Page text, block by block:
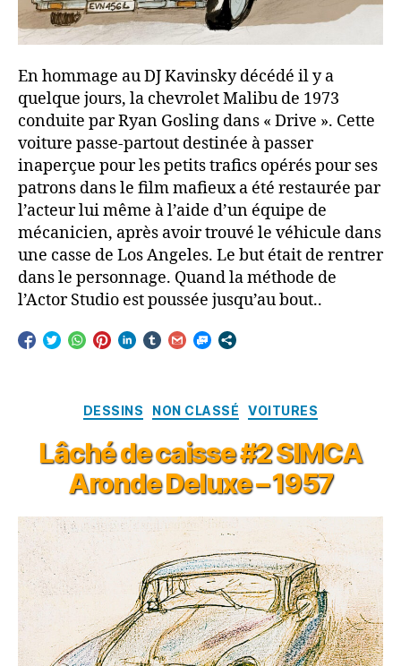
En hommage au DJ Kavinsky décédé il y a
quelque jours, la chevrolet Malibu de 1973
conduite par Ryan Gosling dans « Drive ». Cette
voiture passe-partout destinée à passer
inaperçue pour les petits trafics opérés pour ses
patrons dans le film mafieux a été restaurée par
l’acteur lui même à l’aide d’un équipe de
mécanicien, après avoir trouvé le véhicule dans
une casse de Los Angeles. Le but était de rentrer
dans le personnage. Quand la méthode de
l’Actor Studio est poussée jusqu’au bout..
Catégories
DESSINS NON CLASSÉ VOITURES
Lâché de caisse #2 SIMCA
Aronde Deluxe – 1957